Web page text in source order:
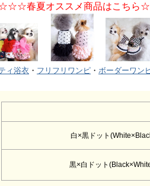
春夏オススメ商品はこち
ィ浴衣 ・ フリフリワンピ ・ ボーダーワン
白×黒ドット
黒×白ドット